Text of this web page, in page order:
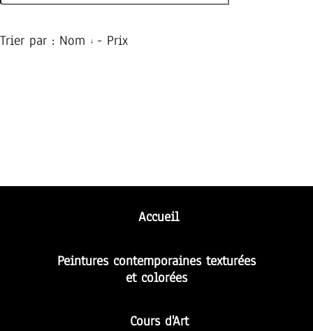
Trier par : Nom - Prix
Accueil
Peintures contemporaines texturées
et colorées
Cours d'Art